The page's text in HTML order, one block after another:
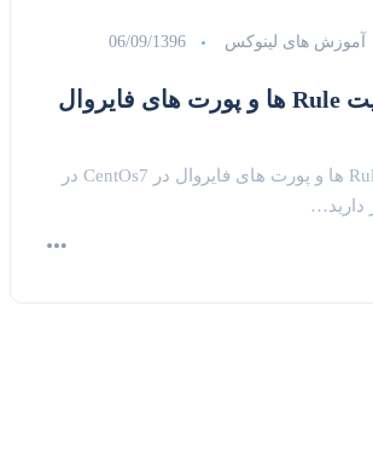
آموزش های لینوکس 06/09/1396
آموزش مدیریت Rule ها و پورت های فایروال
آموزش مدیریت Rule ها و پورت های فایروال در CentOs7 در